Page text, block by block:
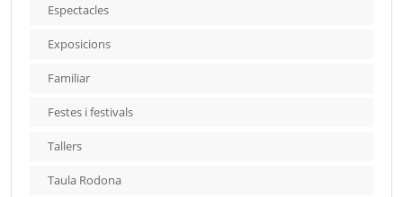
Espectacles
Exposicions
Familiar
Festes i festivals
Tallers
Taula Rodona